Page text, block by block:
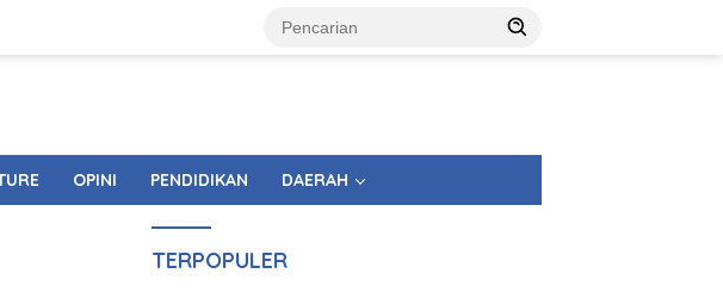
OPINI PENDIDIKAN DAERAH
TERPOPULER